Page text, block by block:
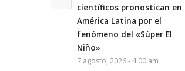
científicos pronostican en
América Latina por el
fenómeno del «Súper El
Niño»
7 agosto, 2026 - 4:00 am